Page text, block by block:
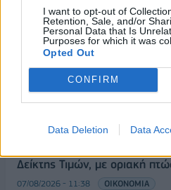
I want to opt-out of
Retention, Sale, and/or
Personal Data that Is
Purposes for which it was
Opted Out
CONFIRM
Data Deletion Data
Έρευνα ΕΟΤ: Η Ελλάδα στις
των Ευρωπαίων ταξιδιωτών
07/08/2026 - 10:56
Χρηματιστήριο: Στις
Δείκτης Τιμών, με άνοδο
ΟΙΚΟΝΟΜΙΑ
Δείκτης Τιμών, με οριακή
07/08/2026 - 11:38 ΟΙΚΟΝΟΜΙΑ